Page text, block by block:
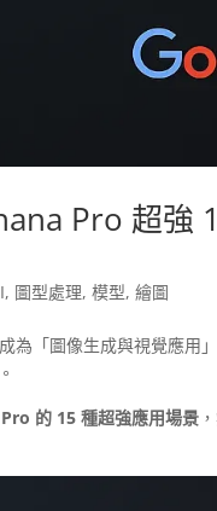
Pro 超強
, 圖型處理,模型,繪圖
為「圖像生成與視覺應用
。
的 15 種超強應用場景